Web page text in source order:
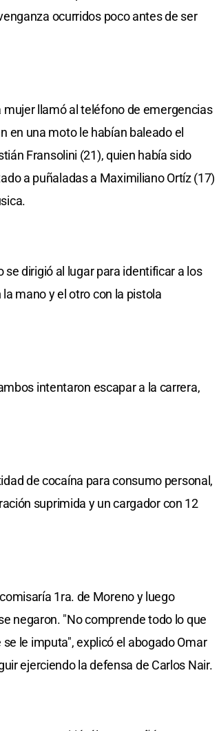
ocurridos poco antes de ser
llamó al teléfono de emergencias
en una moto le habían baleado el
Fransolini (21), quien había sido
a puñaladas a Maximiliano Ortíz (17)
dirigió al lugar para identificar a los
mano y el otro con la pistola
intentaron escapar a la carrera,
de cocaína para consumo personal,
suprimida y un cargador con 12
1ra. de Moreno y luego
negaron. "No comprende todo lo que
le imputa", explicó el abogado Omar
ejerciendo la defensa de Carlos Nair.